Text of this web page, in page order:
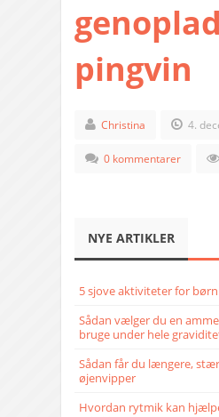
pingvin
Christina 4.
0 kommentarer
NYE ARTIKLER
5 sjove aktiviteter for
Sådan vælger du en
bruge under hele
Sådan får du længere,
øjenvipper
Hvordan rytmik kan